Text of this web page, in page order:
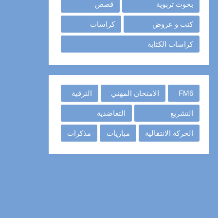
بحوث تربوية قصص
كتب و عروض كراسات
كراسات الكتابة
FM6 الامتحان المهني الترقية
التشريع التعاضدية
الحركة الانتقالية مباريات مذكرات